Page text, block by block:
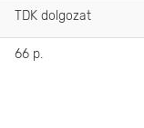
TDK dolgozat
66 p.